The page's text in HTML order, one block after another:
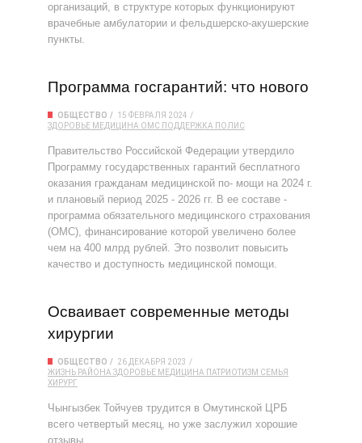
организаций, в структуре которых функционируют
врачебные амбулатории и фельдшерско-акушерские
пункты.
Программа госгарантий: что нового
ОБЩЕСТВО
15 ФЕВРАЛЯ 2024
ЗДОРОВЬЕ МЕДИЦИНА ОМС ПОДДЕРЖКА ПОЛИС
Правительство Российской Федерации утвердило
Программу государственных гарантий бесплатного
оказания гражданам медицинской по- мощи на 2024 г.
и плановый период 2025 - 2026 гг. В ее составе -
программа обязательного медицинского страхования
(ОМС), финансирование которой увеличено более
чем на 400 млрд рублей. Это позволит повысить
качество и доступность медицинской помощи.
Осваивает современные методы
хирургии
ОБЩЕСТВО
26 ДЕКАБРЯ 2023
ЖИЗНЬ РАЙОНА ЗДОРОВЬЕ МЕДИЦИНА ПАТРИОТИЗМ СЕМЬЯ
ХИРУРГ
Чынгызбек Тойчуев трудится в Омутинской ЦРБ
всего четвертый месяц, но уже заслужил хорошие
отзывы